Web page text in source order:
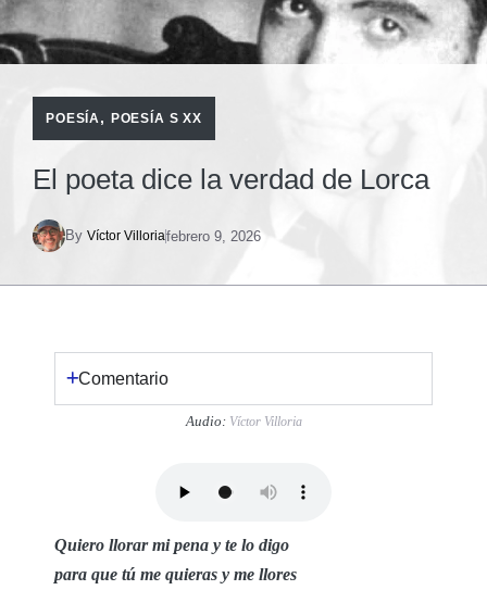
POESÍA, POESÍA S XX
El poeta dice la verdad de Lorca
By Víctor Villoriafebrero 9, 2026
Comentario
Audio: Víctor Villoria
Quiero llorar mi pena y te lo digo
para que tú me quieras y me llores